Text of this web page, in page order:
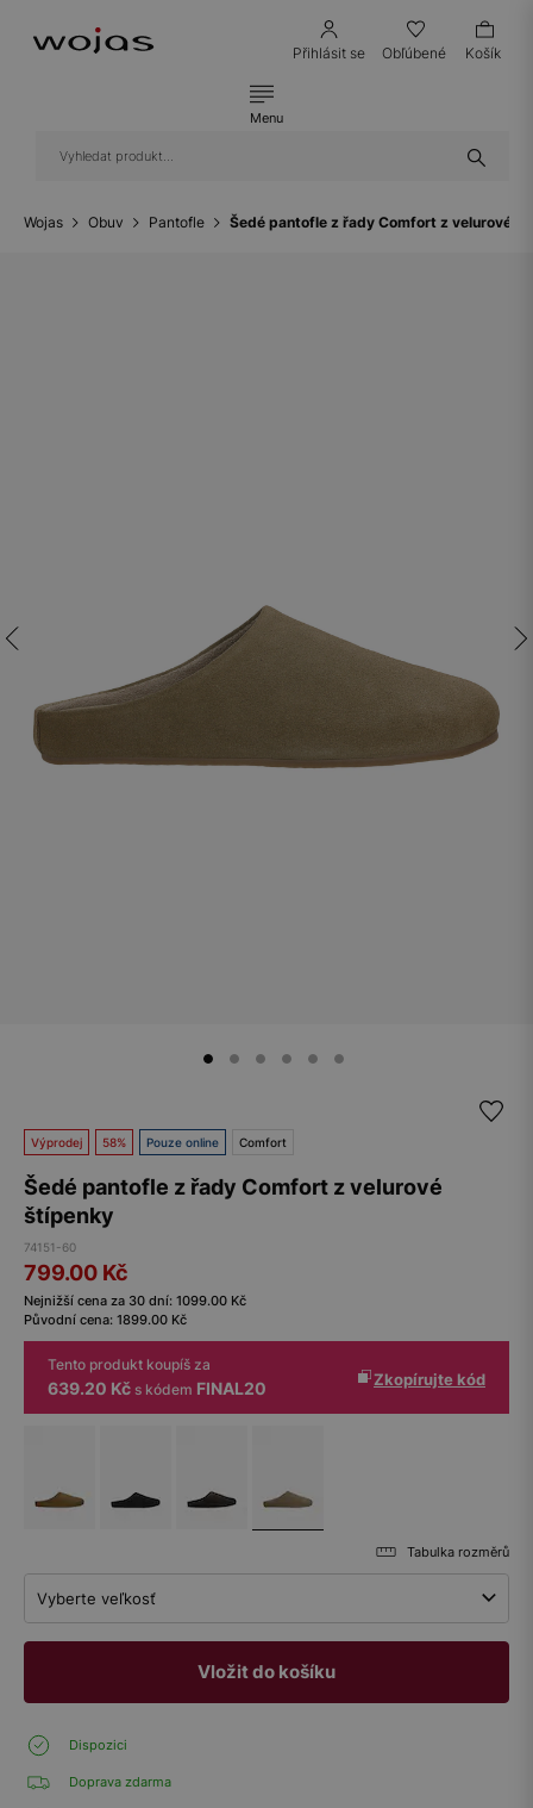
Přihlásit se Obľúbené Košík
Menu
Wojas Obuv Pantofle Šedé pantofle z řady Comfort z velurové
Výprodej 58% Pouze online Comfort
Šedé pantofle z řady Comfort z velurové
štípenky
74151-60
799.00 Kč
Nejnižší cena za 30 dní: 1099.00 Kč
Původní cena: 1899.00 Kč
Tento produkt koupíš za
639.20 Kč s kódem FINAL20 Zkopírujte kód
Tabulka rozměrů
Vyberte veľkosť
Vložit do košíku
Dispozici
Doprava zdarma